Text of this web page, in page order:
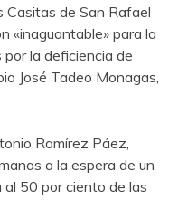
Casitas de San Rafael
«inaguantable» para la
la deficiencia de
José Tadeo Monagas,
Ramírez Páez,
a la espera de un
al 50 por ciento de las